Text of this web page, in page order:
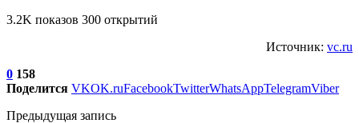
3.2K показов 300 открытий
Источник: vc.ru
0 158
Поделится VKOK.ruFacebookTwitterWhatsAppTelegramViber
Предыдущая запись